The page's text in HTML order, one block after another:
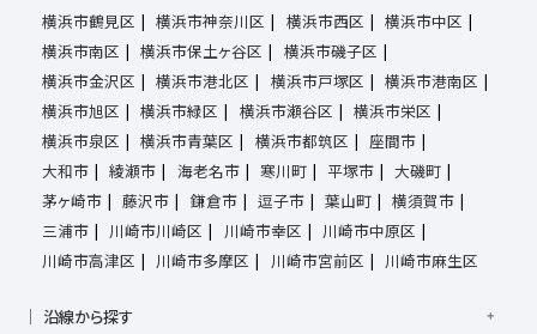
横浜市鶴見区
横浜市神奈川区 横浜市西区
横浜市中区
横浜市南区
横浜市保土ヶ谷区
横浜市磯子区
横浜市金沢区
横浜市港北区 横浜市戸塚区
横浜市港南区
横浜市旭区
横浜市緑区 横浜市瀬谷区
横浜市栄区
横浜市泉区
横浜市青葉区 横浜市都筑区
座間市
大和市
綾瀬市 海老名市 寒川町 平塚市
大磯町
茅ヶ崎市
藤沢市 鎌倉市 逗子市 葉山町
横須賀市
三浦市
川崎市川崎区 川崎市幸区
川崎市中原区
川崎市高津区
川崎市多摩区 川崎市宮前区 川崎市麻生区
沿線から探す